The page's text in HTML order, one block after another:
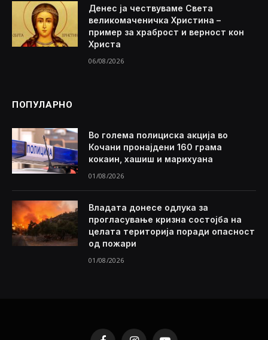
Денес ја чествуваме Света
великомаченичка Христина –
пример за храброст и верност кон
Христа
06/08/2026
ПОПУЛАРНО
Во голема полициска акција во
Кочани пронајдени 160 грама
кокаин, хашиш и марихуана
01/08/2026
Владата донесе одлука за
прогласување кризна состојба на
целата територија поради опасност
од пожари
01/08/2026